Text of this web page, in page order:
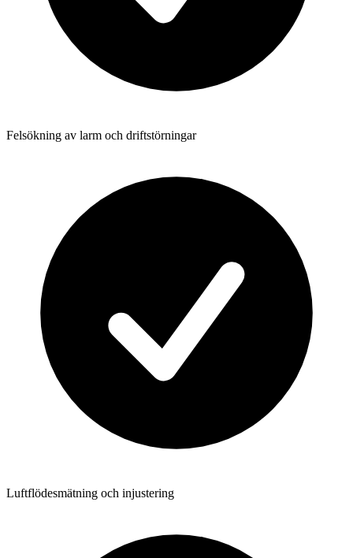
Felsökning av larm och driftstörningar
Luftflödesmätning och injustering